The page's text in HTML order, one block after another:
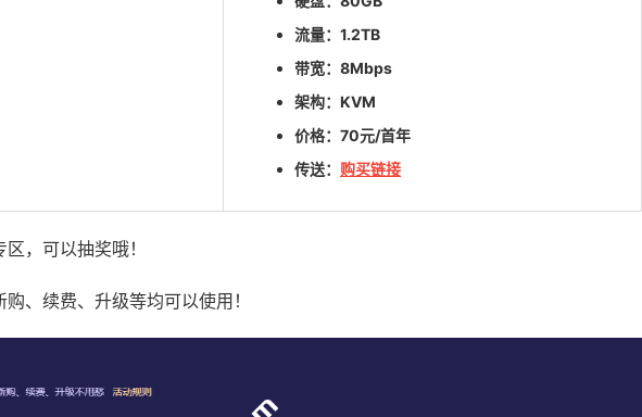
流量：1.2TB
带宽：8Mbps
架构：KVM
价格：70元/首年
传送： 购买链接
，可以抽奖哦！
、续费、升级等均可以使用！